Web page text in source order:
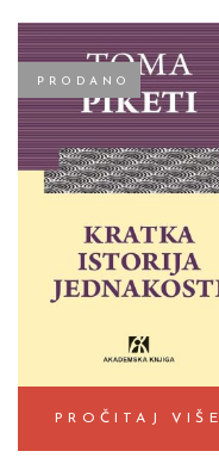
PRODANO
PROČITAJ VIŠE